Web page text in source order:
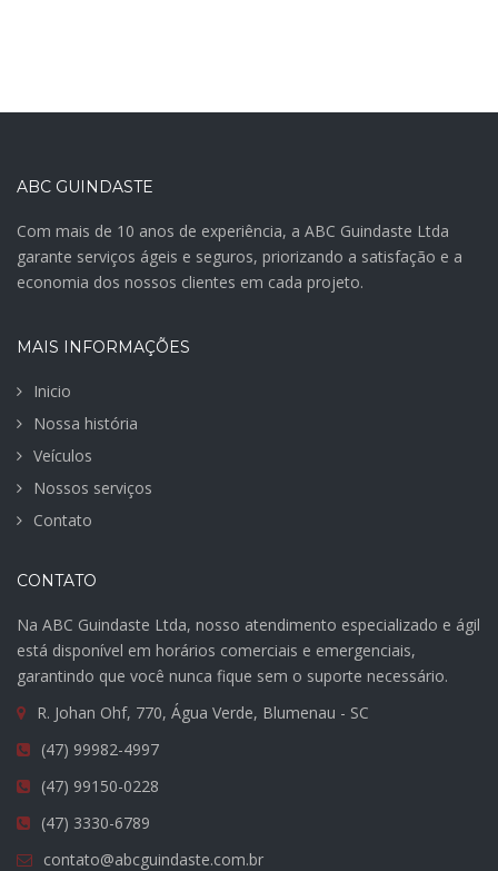
ABC GUINDASTE
Com mais de 10 anos de experiência, a ABC Guindaste Ltda
garante serviços ágeis e seguros, priorizando a satisfação e a
economia dos nossos clientes em cada projeto.
MAIS INFORMAÇÕES
Inicio
Nossa história
Veículos
Nossos serviços
Contato
CONTATO
Na ABC Guindaste Ltda, nosso atendimento especializado e ágil
está disponível em horários comerciais e emergenciais,
garantindo que você nunca fique sem o suporte necessário.
R. Johan Ohf, 770, Água Verde, Blumenau - SC
(47) 99982-4997
(47) 99150-0228
(47) 3330-6789
contato@abcguindaste.com.br